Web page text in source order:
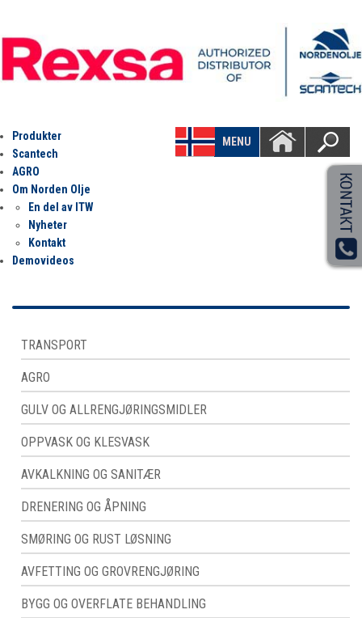
MENU
Produkter
Scantech
AGRO
Om Norden Olje
En del av ITW
Nyheter
Kontakt
Demovideos
TRANSPORT
AGRO
GULV OG ALLRENGJØRINGSMIDLER
OPPVASK OG KLESVASK
AVKALKNING OG SANITÆR
DRENERING OG ÅPNING
SMØRING OG RUST LØSNING
AVFETTING OG GROVRENGJØRING
BYGG OG OVERFLATE BEHANDLING